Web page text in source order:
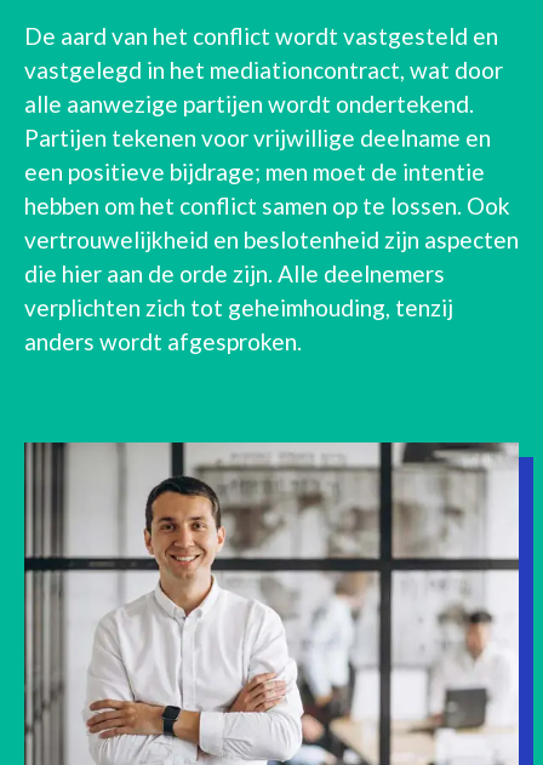
De aard van het conflict wordt vastgesteld en
vastgelegd in het mediationcontract, wat door
alle aanwezige partijen wordt ondertekend.
Partijen tekenen voor vrijwillige deelname en
een positieve bijdrage; men moet de intentie
hebben om het conflict samen op te lossen. Ook
vertrouwelijkheid en beslotenheid zijn aspecten
die hier aan de orde zijn. Alle deelnemers
verplichten zich tot geheimhouding, tenzij
anders wordt afgesproken.